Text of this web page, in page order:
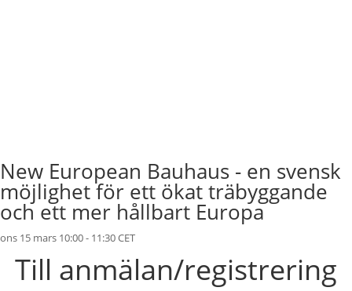
New European Bauhaus - en svensk
möjlighet för ett ökat träbyggande
och ett mer hållbart Europa
ons 15 mars 10:00 - 11:30 CET
Till anmälan/registrering